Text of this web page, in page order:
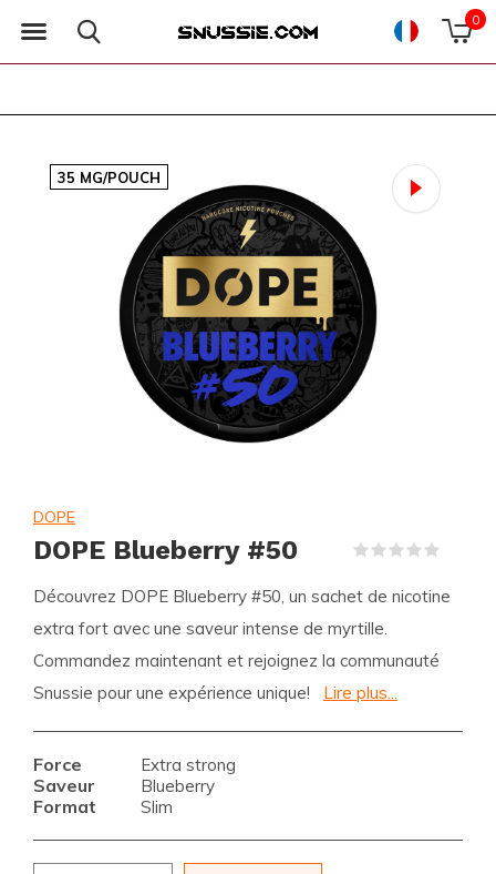
0
35 MG/POUCH
DOPE
DOPE Blueberry #50
Découvrez DOPE Blueberry #50, un sachet de nicotine
extra fort avec une saveur intense de myrtille.
Commandez maintenant et rejoignez la communauté
Snussie pour une expérience unique!
Lire plus...
Force Extra strong
Saveur Blueberry
Format Slim